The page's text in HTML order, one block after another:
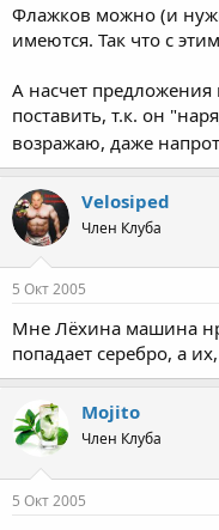
Флажков можно (и
имеются. Так что с
А насчет
поставить, т.к. он
возражаю, даже
Velosiped
Член Клуба
5 Окт 2005
Мне Лёхина машина
попадает серебро, а
Mojito
Член Клуба
5 Окт 2005